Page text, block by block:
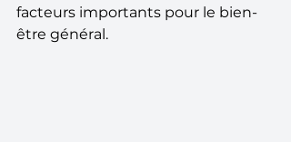
facteurs importants pour le bien-
être général.